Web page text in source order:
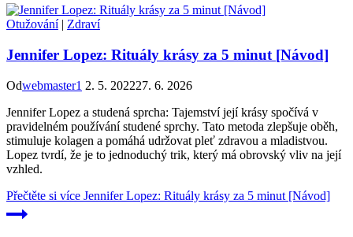
Otužování| Zdraví
Jennifer Lopez: Rituály krásy za 5 minut [Návod]
Odwebmaster1 2. 5. 202227. 6. 2026
Jennifer Lopez a studená sprcha: Tajemství její krásy spočívá v
pravidelném používání studené sprchy. Tato metoda zlepšuje oběh,
stimuluje kolagen a pomáhá udržovat pleť zdravou a mladistvou.
Lopez tvrdí, že je to jednoduchý trik, který má obrovský vliv na její
vzhled.
Přečtěte si více Jennifer Lopez: Rituály krásy za 5 minut [Návod]